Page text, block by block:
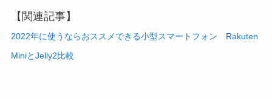
【関連記事】
2022年に使うならおススメできる小型スマートフォン Rakuten
MiniとJelly2比較